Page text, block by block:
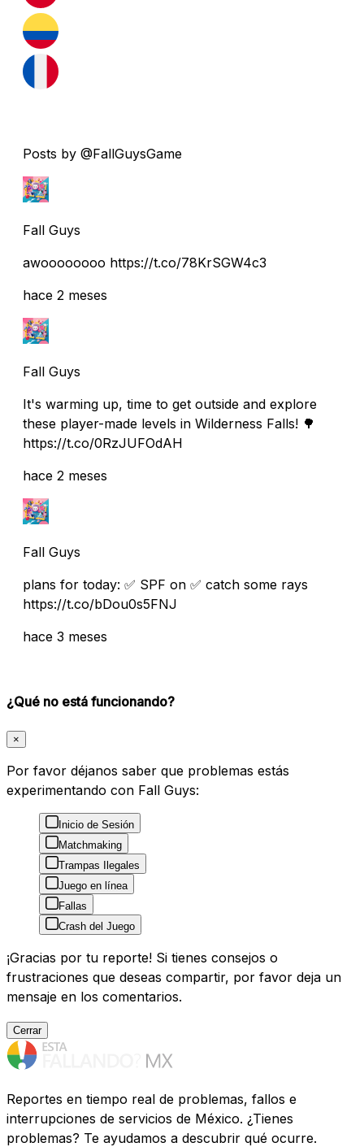
Posts by @FallGuysGame
Fall Guys
awoooooooo https://t.co/78KrSGW4c3
hace 2 meses
Fall Guys
It's warming up, time to get outside and explore
these player-made levels in Wilderness Falls! 🌳
https://t.co/0RzJUFOdAH
hace 2 meses
Fall Guys
plans for today: ✅ SPF on ✅ catch some rays
https://t.co/bDou0s5FNJ
hace 3 meses
¿Qué no está funcionando?
×
Por favor déjanos saber que problemas estás
experimentando con Fall Guys:
Inicio de Sesión
Matchmaking
Trampas Ilegales
Juego en línea
Fallas
Crash del Juego
¡Gracias por tu reporte! Si tienes consejos o
frustraciones que deseas compartir, por favor deja un
mensaje en los comentarios.
Cerrar
Reportes en tiempo real de problemas, fallos e
interrupciones de servicios de México. ¿Tienes
problemas? Te ayudamos a descubrir qué ocurre.